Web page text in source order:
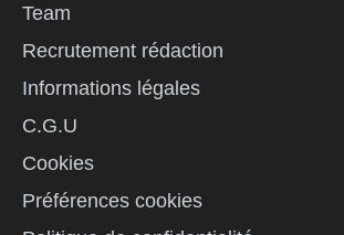
Team
Recrutement rédaction
Informations légales
C.G.U
Cookies
Préférences cookies